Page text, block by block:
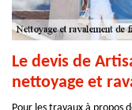
Le devis de
nettoyage et